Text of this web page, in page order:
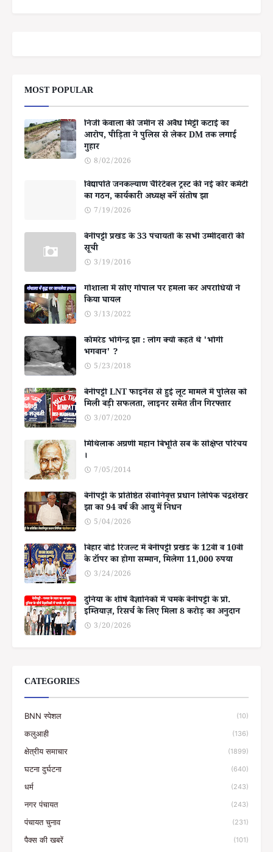
MOST POPULAR
निजी केवाला की जमीन से अवैध मिट्टी कटाई का
आरोप, पीड़िता ने पुलिस से लेकर DM तक लगाई
गुहार
8/02/2026
विद्यापति जनकल्याण चैरिटेबल ट्रस्ट की नई कोर कमेटी
का गठन, कार्यकारी अध्यक्ष बनें संतोष झा
7/19/2026
बेनीपट्टी प्रखंड के 33 पंचायतों के सभी उम्मीदवारों की
सूची
3/19/2016
गोशाला में सोए गोपाल पर हमला कर अपराधियों ने
किया घायल
3/13/2022
कॉमरेड भोगेन्द्र झा : लोग क्यों कहते थे 'भोगी
भगवान' ?
5/23/2018
बेनीपट्टी LNT फाइनेंस से हुई लूट मामले में पुलिस को
मिली बड़ी सफलता, लाइनर समेत तीन गिरफ्तार
3/07/2020
मिथिलाक अग्रणी महान बिभूति सब के संक्षिप्त परिचय
।
7/05/2014
बेनीपट्टी के प्रतिष्ठित सेवानिवृत्त प्रधान लिपिक चंद्रशेखर
झा का 94 वर्ष की आयु में निधन
5/04/2026
बिहार बोर्ड रिजल्ट में बेनीपट्टी प्रखंड के 12वीं व 10वीं
के टॉपर का होगा सम्मान, मिलेगा 11,000 रुपया
3/24/2026
दुनिया के शीर्ष वैज्ञानिकों में चमके बेनीपट्टी के प्रो.
इम्तियाज़, रिसर्च के लिए मिला 8 करोड़ का अनुदान
3/20/2026
CATEGORIES
BNN स्पेशल (10)
कलुआही (136)
क्षेत्रीय समाचार (1899)
घटना दुर्घटना (640)
धर्म (243)
नगर पंचायत (243)
पंचायत चुनाव (231)
पैक्स की खबरें (101)